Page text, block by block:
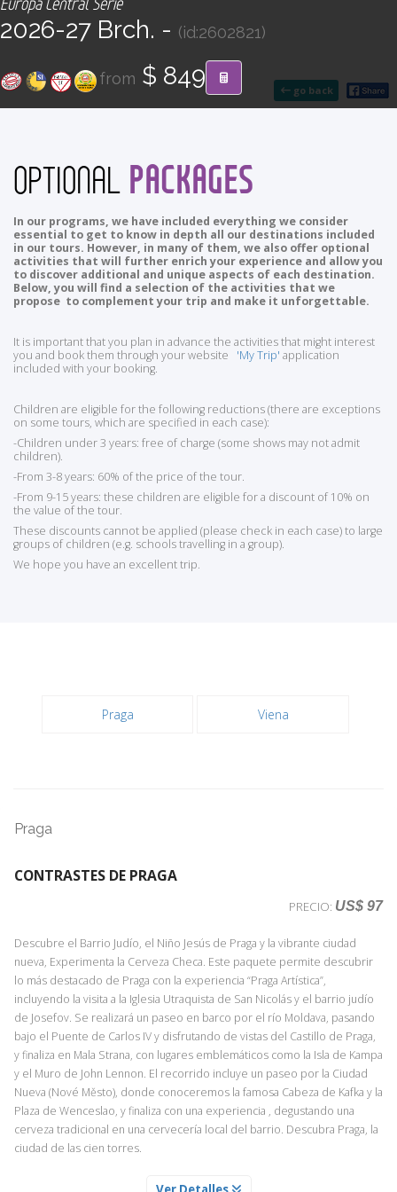
Find your Tour
go back
2026-27 Brch. - (id:2602821)
from $ 849
OPTIONAL PACKAGES
In our programs, we have included everything we consider
essential to get to know in depth all our destinations included
in our tours. However, in many of them, we also offer optional
activities that will further enrich your experience and allow you
to discover additional and unique aspects of each destination.
Below, you will find a selection of the activities that we
propose to complement your trip and make it unforgettable.
It is important that you plan in advance the activities that might interest
you and book them through your website 'My Trip' application
included with your booking.
Children are eligible for the following reductions (there are exceptions
on some tours, which are specified in each case):
-Children under 3 years: free of charge (some shows may not admit
children).
-From 3-8 years: 60% of the price of the tour.
-From 9-15 years: these children are eligible for a discount of 10% on
the value of the tour.
These discounts cannot be applied (please check in each case) to large
groups of children (e.g. schools travelling in a group).
We hope you have an excellent trip.
Praga Viena
Praga
CONTRASTES DE PRAGA
PRECIO: US$ 97
Descubre el Barrio Judío, el Niño Jesús de Praga y la vibrante ciudad
nueva, Experimenta la Cerveza Checa. Este paquete permite descubrir
lo más destacado de Praga con la experiencia “Praga Artística”,
incluyendo la visita a la Iglesia Utraquista de San Nicolás y el barrio judío
de Josefov. Se realizará un paseo en barco por el río Moldava, pasando
bajo el Puente de Carlos IV y disfrutando de vistas del Castillo de Praga,
y finaliza en Mala Strana, con lugares emblemáticos como la Isla de Kampa
y el Muro de John Lennon. El recorrido incluye un paseo por la Ciudad
Nueva (Nové Město), donde conoceremos la famosa Cabeza de Kafka y la
Plaza de Wenceslao, y finaliza con una experiencia , degustando una
cerveza tradicional en una cervecería local del barrio. Descubra Praga, la
ciudad de las cien torres.
PASEO POR LA CIUDAD NUEVA CON CERVEZA LOCAL